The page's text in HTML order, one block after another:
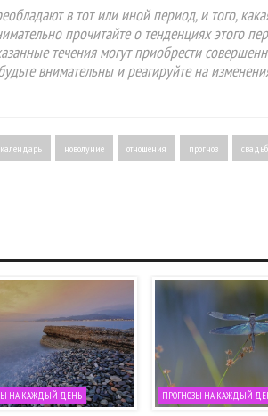
в тот или иной период, и того,
прочитайте о тенденциях этого
течения могут приобрести
внимательны и реагируйте на
новолуние отношения прогноз
НА КАЖДЫЙ ДЕНЬ ПРОГНОЗЫ НА КАЖДЫЙ